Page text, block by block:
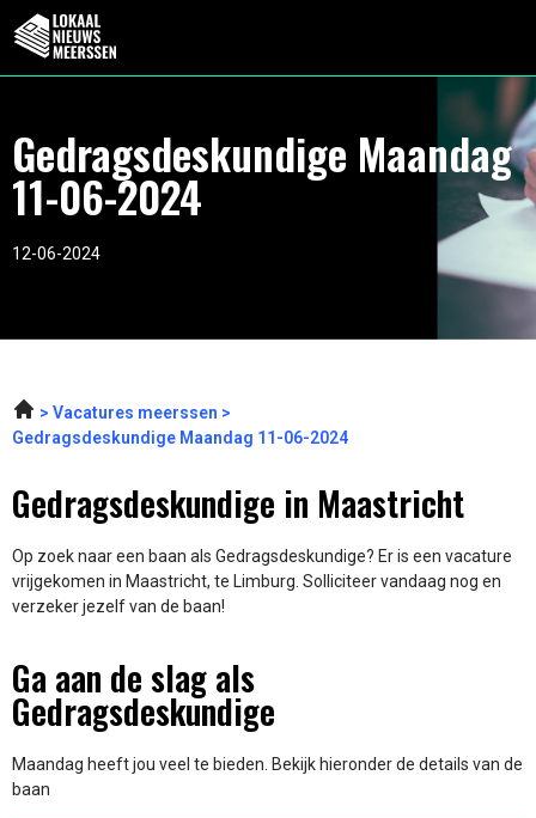
Gedragsdeskundige Maandag
11-06-2024
12-06-2024
Vacatures meerssen
Gedragsdeskundige Maandag 11-06-2024
Gedragsdeskundige in Maastricht
Op zoek naar een baan als Gedragsdeskundige? Er is een vacature
vrijgekomen in Maastricht, te Limburg. Solliciteer vandaag nog en
verzeker jezelf van de baan!
Ga aan de slag als
Gedragsdeskundige
Maandag heeft jou veel te bieden. Bekijk hieronder de details van de
baan